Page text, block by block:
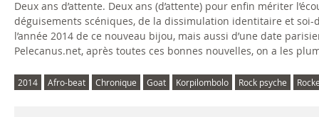
Deux ans d’attente. Deux ans (d’attente) pour enfin mériter
déguisements scéniques, de la dissimulation identitaire et
l’année 2014 de ce nouveau bijou, mais aussi d’une date
Pelecanus.net, après toutes ces bonnes nouvelles, on a les
2014 Afro-beat Chronique Goat Korpilombolo Rock psyche